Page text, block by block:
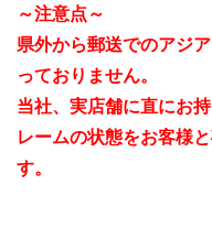
～注意点～
県外から郵送でのアジ
っておりません。
当社、実店舗に直にお
レームの状態をお客様
す。